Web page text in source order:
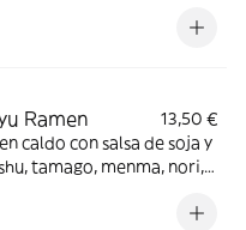
Ramen
13,50 €
caldo con salsa de soja y
tamago, menma, nori,